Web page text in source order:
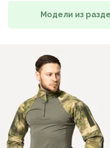
Модели из